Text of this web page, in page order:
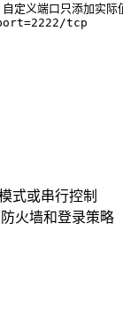
义端口只添加实际值
tcp
式或串行控制
火墙和登录策略